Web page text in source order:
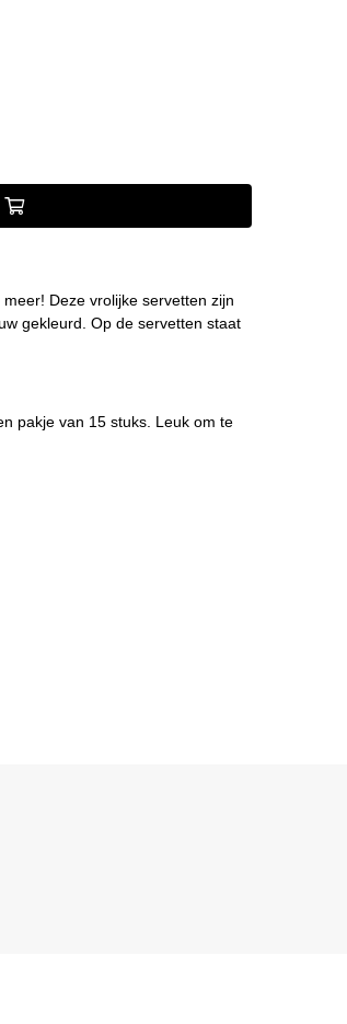
Deze vrolijke servetten zijn
gekleurd. Op de servetten staat
pakje van 15 stuks. Leuk om te